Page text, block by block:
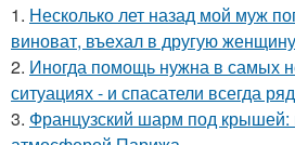
1. Несколько лет назад мой муж
виноват, въехал в другую
2. Иногда помощь нужна в самых
ситуациях - и спасатели всегда
3. Французский шарм под крышей: